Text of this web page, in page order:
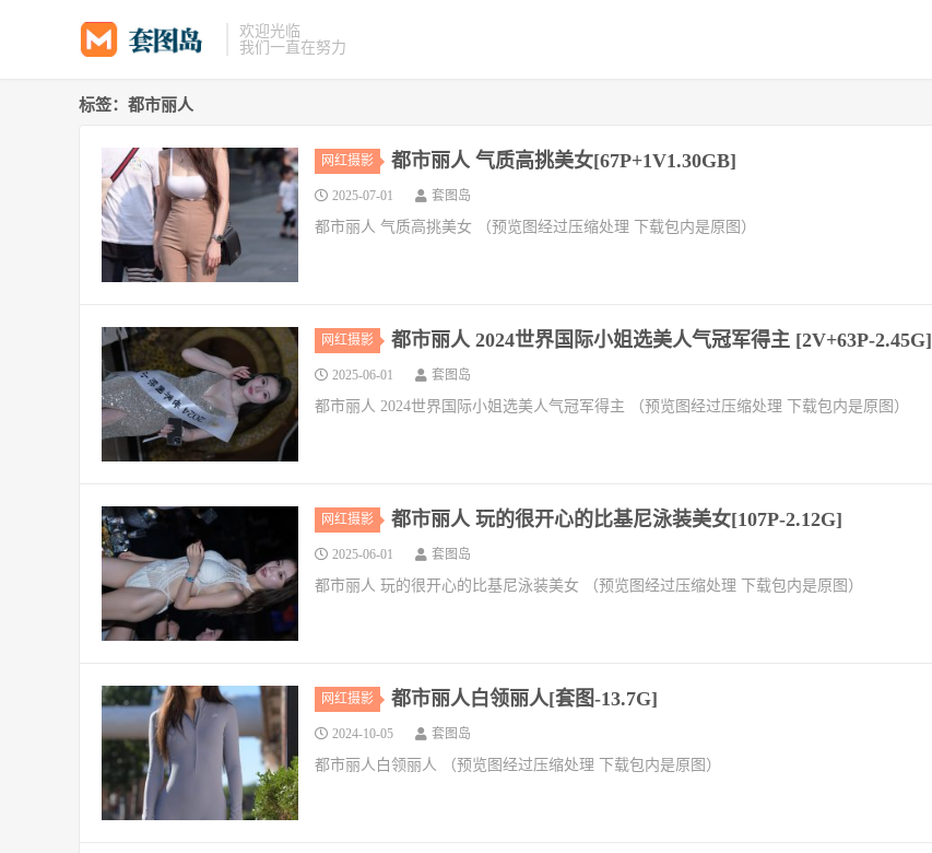
欢迎光临
我们一直在努力
标签：都市丽人
网红摄影 都市丽人 气质高挑美女[67P+1V1.30GB]
2025-07-01 套图岛
都市丽人 气质高挑美女 （预览图经过压缩处理 下载包内是原图）
网红摄影 都市丽人 2024世界国际小姐选美人气冠军得主 [2V+63P-2.45G]
2025-06-01 套图岛
都市丽人 2024世界国际小姐选美人气冠军得主 （预览图经过压缩处理 下载包内是原图）
网红摄影 都市丽人 玩的很开心的比基尼泳装美女[107P-2.12G]
2025-06-01 套图岛
都市丽人 玩的很开心的比基尼泳装美女 （预览图经过压缩处理 下载包内是原图）
网红摄影 都市丽人白领丽人[套图-13.7G]
2024-10-05 套图岛
都市丽人白领丽人 （预览图经过压缩处理 下载包内是原图）